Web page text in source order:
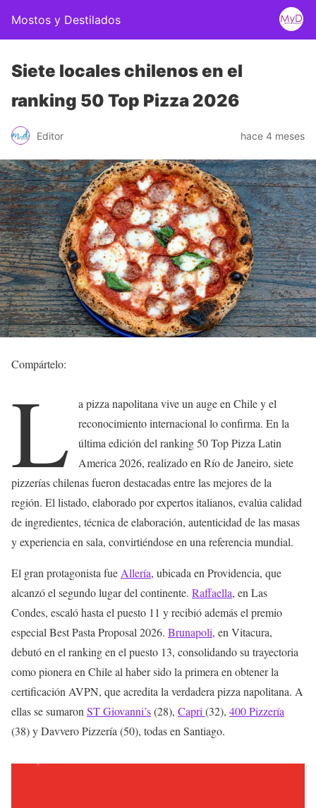
Mostos y Destilados
Siete locales chilenos en el
ranking 50 Top Pizza 2026
Editor hace 4 meses
Compártelo:
L
a pizza napolitana vive un auge en Chile y el
reconocimiento internacional lo confirma. En la
última edición del ranking 50 Top Pizza Latin
America 2026, realizado en Río de Janeiro, siete
pizzerías chilenas fueron destacadas entre las mejores de la
región. El listado, elaborado por expertos italianos, evalúa calidad
de ingredientes, técnica de elaboración, autenticidad de las masas
y experiencia en sala, convirtiéndose en una referencia mundial.
El gran protagonista fue Allería, ubicada en Providencia, que
alcanzó el segundo lugar del continente. Raffaella, en Las
Condes, escaló hasta el puesto 11 y recibió además el premio
especial Best Pasta Proposal 2026. Brunapoli, en Vitacura,
debutó en el ranking en el puesto 13, consolidando su trayectoria
como pionera en Chile al haber sido la primera en obtener la
certificación AVPN, que acredita la verdadera pizza napolitana. A
ellas se sumaron ST Giovanni’s(28), Capri (32), 400 Pizzería
(38) y Davvero Pizzería (50), todas en Santiago.